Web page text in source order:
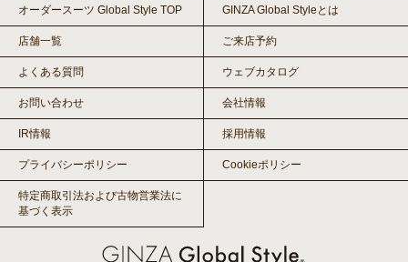
オーダースーツ Global Style TOP GINZA Global Styleとは
店舗一覧 ご来店予約
よくある質問 ウェブカタログ
お問い合わせ 会社情報
IR情報 採用情報
プライバシーポリシー Cookieポリシー
特定商取引法および古物営業法に
基づく表示